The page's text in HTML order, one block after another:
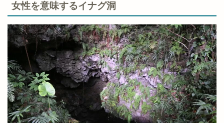
女性を意味するイナグ洞